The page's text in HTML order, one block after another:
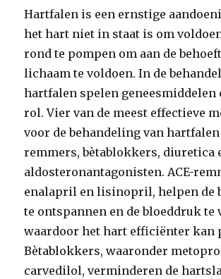
Hartfalen is een ernstige
het hart niet in staat is om
rond te pompen om aan de
lichaam te voldoen. In de
hartfalen spelen geneesmiddelen
rol. Vier van de meest effectieve
voor de behandeling van hartfalen
remmers, bètablokkers, diuretica
aldosteronantagonisten. ACE-
enalapril en lisinopril, helpen de
te ontspannen en de bloeddruk te
waardoor het hart efficiënter kan
Bètablokkers, waaronder
carvedilol, verminderen de